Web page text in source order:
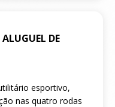
DE
esportivo,
nas quatro rodas